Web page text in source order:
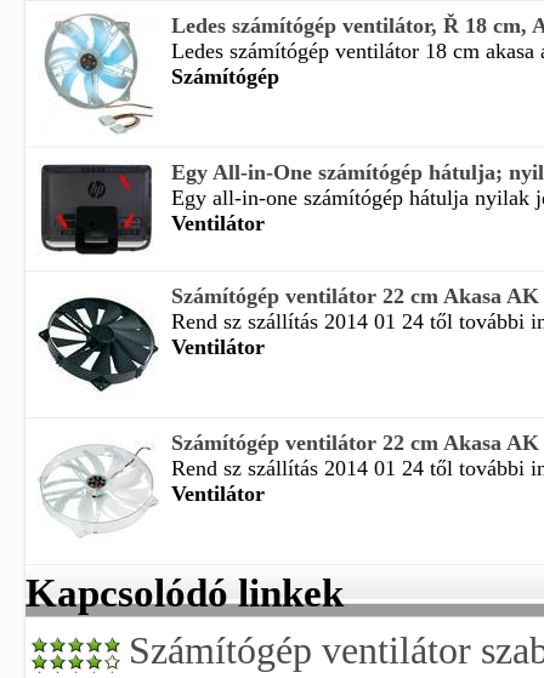
Ledes számítógép ventilátor, Ř 18 cm,
Ledes számítógép ventilátor 18 cm
Számítógép
Egy All-in-One számítógép hátulja;
Egy all-in-one számítógép hátulja nyilak
Ventilátor
Számítógép ventilátor 22 cm Akasa
Rend sz szállítás 2014 01 24 től további
Ventilátor
Számítógép ventilátor 22 cm Akasa AK
Rend sz szállítás 2014 01 24 től további
Ventilátor
Kapcsolódó linkek
Számítógép ventilátor